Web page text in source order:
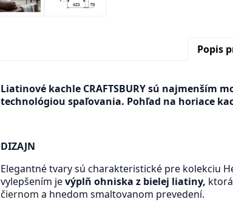
Popis
Liatinové kachle CRAFTSBURY sú najmenším
technológiou spaľovania. Pohľad na horiace
DIZAJN
Elegantné tvary sú charakteristické pre kolekciu
vylepšením jevýplň ohniska z bielej liatiny,
čiernom a hnedom smaltovanom prevedení.